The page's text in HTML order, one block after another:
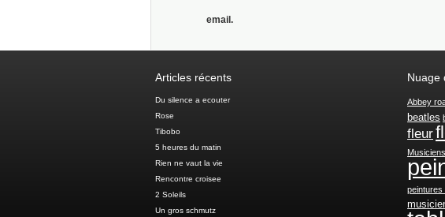
email.
Articles récents
Du silence a ecouter
Rose
Tibobo
5 heures du matin
Rien ne vaut la vie
Rencontre croisee
2 Soleils
Un gros schmutz
Nuage
Abbey
beatles
fleur
Musiciens
peintures